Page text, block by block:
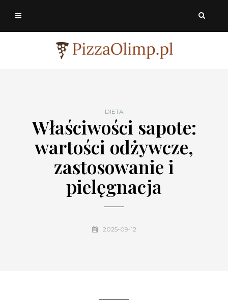
DIETA
Właściwości sapote:
wartości odżywcze,
zastosowanie i
pielęgnacja
2025-09-12